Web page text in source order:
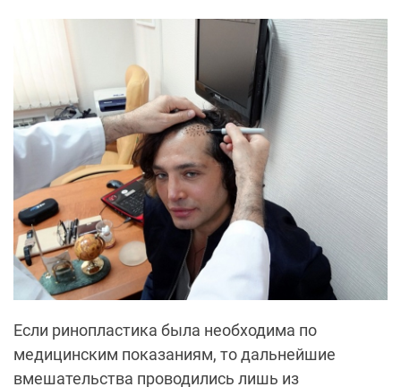
Если ринопластика была необходима по
медицинским показаниям, то дальнейшие
вмешательства проводились лишь из